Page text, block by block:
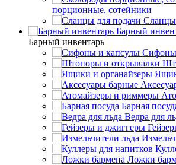
порционные, сотейники
Сланцы
Барный
Барный инвентарь
Сифоны
Барная
Ведра для
Ложки